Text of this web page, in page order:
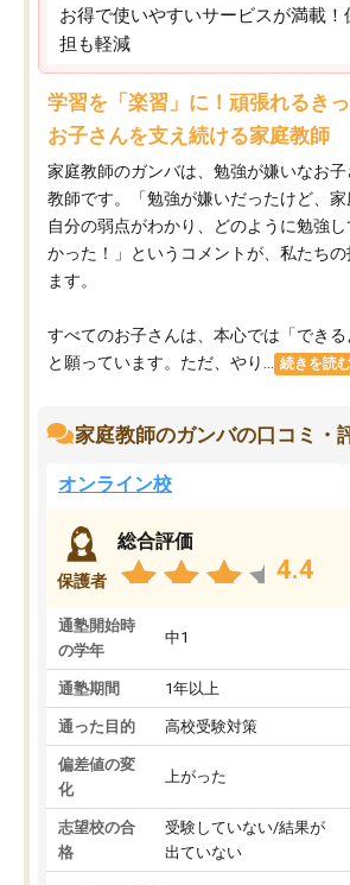
お得で使いやすいサービスが満載！
担も軽減
学習を「楽習」に！頑張れるきっ
お子さんを支え続ける家庭教師
家庭教師のガンバは、勉強が嫌いなお
教師です。「勉強が嫌いだったけど、
自分の弱点がわかり、どのように勉強
かった！」というコメントが、私たち
ます。
すべてのお子さんは、本心では「できる
と願っています。ただ、やり...
続きを読む
家庭教師のガンバの口コミ・
オンライン校
保護者
総合評価
4.4
通塾開始時
の学年
中1
通塾期間 1年以上
通った目的 高校受験対策
偏差値の変
化
上がった
志望校の合
格
受験していない/結果が
出ていない